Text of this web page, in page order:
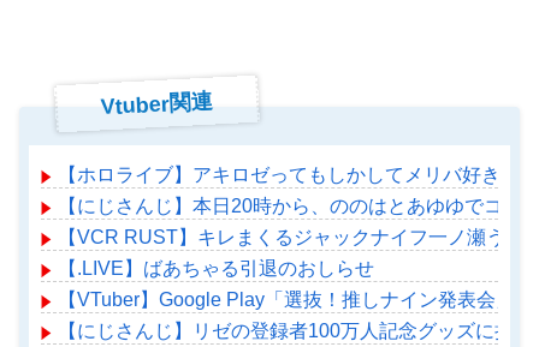
Vtuber関連
【ホロライブ】アキロゼってもしかしてメリバ好きか？
【にじさんじ】本日20時から、ののはとあゆゆでコラ
【VCR RUST】キレまくるジャックナイフ一ノ瀬うる
【.LIVE】ばあちゃる引退のおしらせ
【VTuber】Google Play「選抜！推しナイン発表会」
【にじさんじ】リゼの登録者100万人記念グッズに折